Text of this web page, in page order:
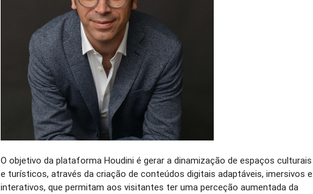
O objetivo da plataforma Houdini é gerar a dinamização de espaços culturais
e turísticos, através da criação de conteúdos digitais adaptáveis, imersivos e
interativos, que permitam aos visitantes ter uma perceção aumentada da